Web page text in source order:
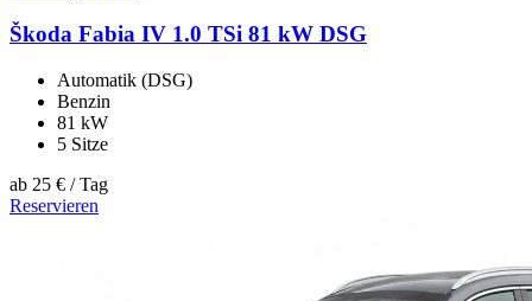
Škoda Fabia IV 1.0 TSi 81 kW DSG
Automatik (DSG)
Benzin
81 kW
5 Sitze
ab 25 € / Tag
Reservieren